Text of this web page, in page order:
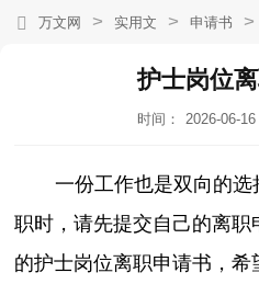
万文网 > 实用文 > 申请书 >
护士岗位
时间：
2026-06-16
一份工作也是双向的
职时，请先提交自己的离
的护士岗位离职申请书，